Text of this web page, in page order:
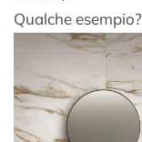
Qualche esempio?